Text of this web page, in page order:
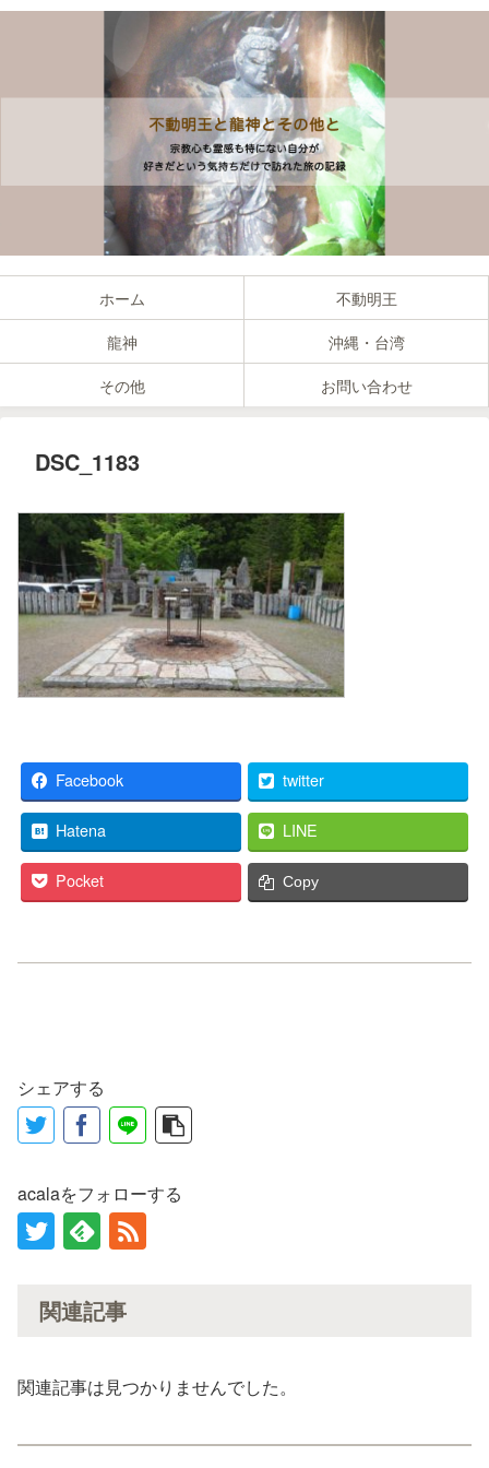
ホーム
不動明王
龍神
沖縄・台湾
その他
お問い合わせ
DSC_1183
Facebook twitter
Hatena LINE
Pocket Copy
シェアする
acalaをフォローする
関連記事
関連記事は見つかりませんでした。